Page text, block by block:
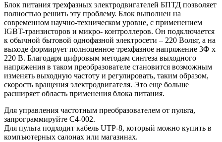
Блок питания трехфазных электродвигателей БПТД позволяет
полностью решить эту проблему. Блок выполнен на
современном научно-техническом уровне, с применением
IGBT-транзисторов и микро- контроллеров. Он подключается
к обычной бытовой однофазной электросети – 220 Вольт, а на
выходе формирует полноценное трехфазное напряжение 3Ф х
220 В. Благодаря цифровым методам синтеза выходного
напряжения в таком преобразователе становится возможным
изменять выходную частоту и регулировать, таким образом,
скорость вращения электродвигателя. Это еще больше
расширяет область применения блока питания.
Для управления частотным преобразователем от пульта,
запрограммируйте С4-002.
Для пульта подходит кабель UTP-8, который можно купить в
компъютерных салонах или магазинах.